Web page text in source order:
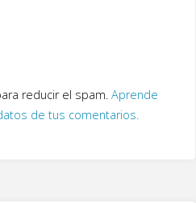
reducir el spam. Aprende
de tus comentarios.